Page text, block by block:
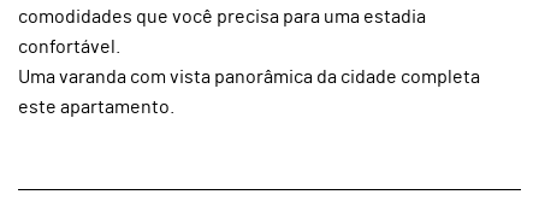
comodidades que você precisa para uma estadia
confortável.
Uma varanda com vista panorâmica da cidade completa
este apartamento.